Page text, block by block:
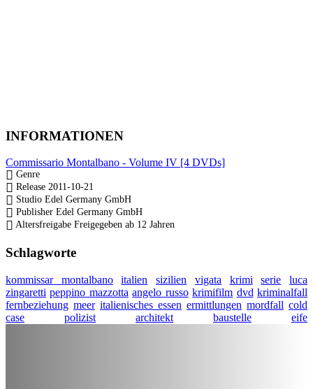
INFORMATIONEN
Commissario Montalbano - Volume IV [4 DVDs]
Genre
Release 2011-10-21
Studio Edel Germany GmbH
Publisher Edel Germany GmbH
Altersfreigabe Freigegeben ab 12 Jahren
Schlagworte
kommissar montalbano italien sizilien vigata krimi serie
luca
zingaretti peppino mazzotta angelo russo krimifilm dvd kriminalfall
fernbeziehung meer italienisches essen ermittlungen mordfall cold
case
polizist architekt baustelle eife